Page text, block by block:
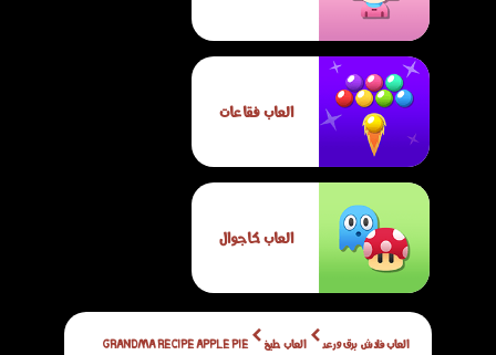
العاب فقاعات
العاب كاجوال
العاب فلاش برق ورعد العاب طبخ GRANDMA RECIPE APPLE PIE